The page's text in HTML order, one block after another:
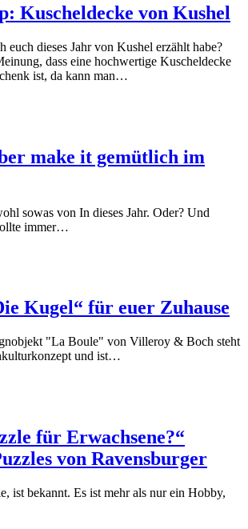
Kuscheldecke von Kushel
euch dieses Jahr von Kushel erzählt habe?
dass eine hochwertige Kuscheldecke
ist, da kann man…
make it gemütlich im
sowas von In dieses Jahr. Oder? Und
immer…
Kugel“ für euer Zuhause
"La Boule" von Villeroy & Boch steht
und ist…
für Erwachsene?“
von Ravensburger
ist bekannt. Es ist mehr als nur ein Hobby,